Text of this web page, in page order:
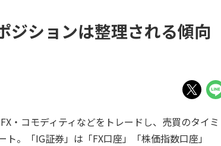
ジションは整理される傾向
・コモディティなどをトレードし、売買のタイミ
。「IG証券」は「FX口座」「株価指数口座」